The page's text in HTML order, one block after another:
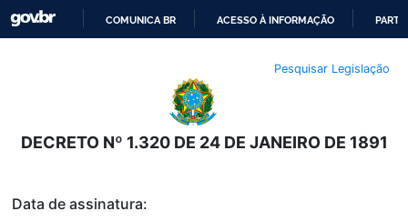
O
CONTEÚDO
COMUNICA BR ACESSO À INFORMAÇÃO
Pesquisar Legislação
DECRETO Nº 1.320 DE 24 DE JANEIRO DE 1891
Data de assinatura: